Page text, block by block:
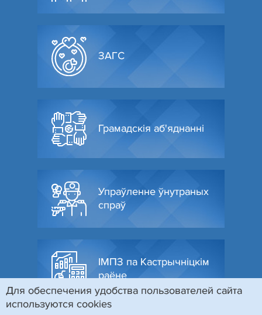
ЗАГС
Грамадскія аб'яднанні
Упраўленне ўнутраных
спраў
ІМПЗ па Кастрычніцкім
раёне
Для обеспечения удобства пользователей сайта
используются cookies